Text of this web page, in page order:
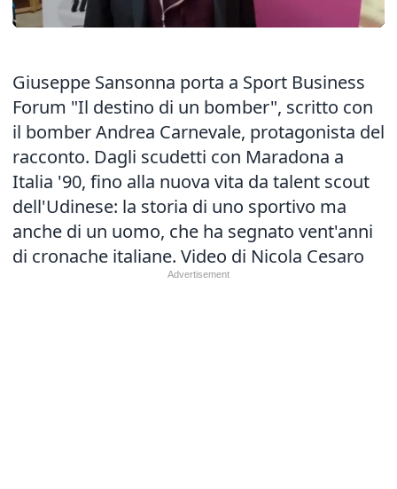
Giuseppe Sansonna porta a Sport Business
Forum "Il destino di un bomber", scritto con
il bomber Andrea Carnevale, protagonista del
racconto. Dagli scudetti con Maradona a
Italia '90, fino alla nuova vita da talent scout
dell'Udinese: la storia di uno sportivo ma
anche di un uomo, che ha segnato vent'anni
di cronache italiane. Video di Nicola Cesaro